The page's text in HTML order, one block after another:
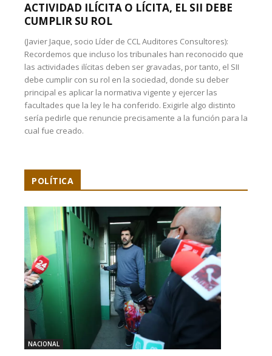
ACTIVIDAD ILÍCITA O LÍCITA, EL SII DEBE
CUMPLIR SU ROL
(Javier Jaque, socio Líder de CCL Auditores Consultores):
Recordemos que incluso los tribunales han reconocido que
las actividades ilícitas deben ser gravadas, por tanto, el SII
debe cumplir con su rol en la sociedad, donde su deber
principal es aplicar la normativa vigente y ejercer las
facultades que la ley le ha conferido. Exigirle algo distinto
sería pedirle que renuncie precisamente a la función para la
cual fue creado.
POLÍTICA
NACIONAL